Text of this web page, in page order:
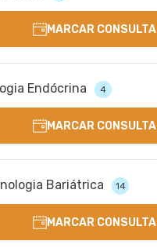
MARCAR CONSULTA
Endócrina 4
MARCAR CONSULTA
Bariátrica 14
MARCAR CONSULTA